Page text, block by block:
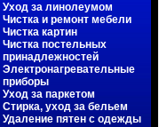
Уход за линолеумом
Чистка и ремонт мебели
Чистка картин
Чистка постельных
принадлежностей
Электронагревательные
приборы
Уход за паркетом
Стирка, уход за бельем
Удаление пятен с одежды